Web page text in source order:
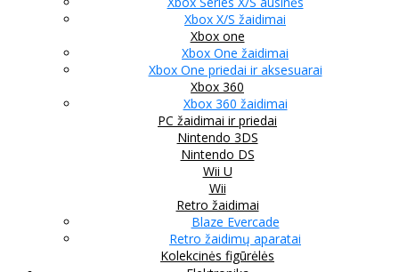
Xbox X/S žaidimai
Xbox one
Xbox One žaidimai
Xbox One priedai ir aksesuarai
Xbox 360
Xbox 360 žaidimai
PC žaidimai ir priedai
Nintendo 3DS
Nintendo DS
Wii U
Wii
Retro žaidimai
Blaze Evercade
Retro žaidimų aparatai
Kolekcinės figūrėlės